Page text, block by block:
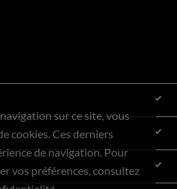
sur ce site, vous
cookies. Ces derniers
de navigation. Pour
vos préférences, consultez


